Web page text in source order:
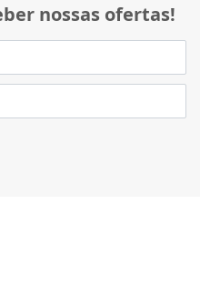
nossas ofertas!